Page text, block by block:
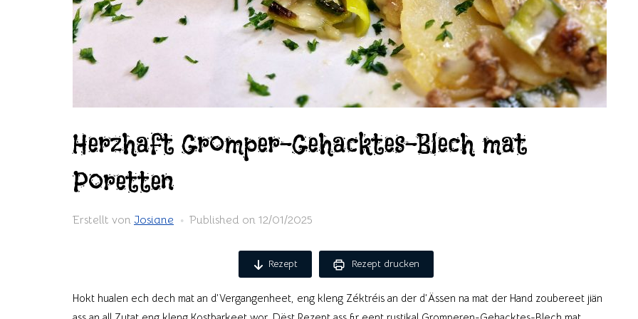
Herzhaft Gromper-Gehacktes-Blech mat
Poretten
Erstellt von Josiane Published on 12/01/2025
Rezept Rezept drucken
Hokt hualen ech dech mat an d’Vergangenheet, eng kleng Zéktréis an der d’Ässen na mat der Hand zoubereet jiän